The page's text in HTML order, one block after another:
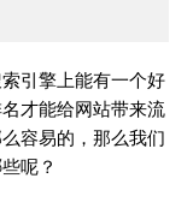
引擎 上能有一个好
才能给网站带来流
容易的，那么我们
呢？